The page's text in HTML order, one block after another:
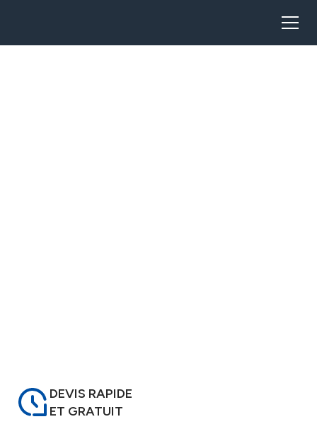
DEVIS RAPIDE
ET GRATUIT